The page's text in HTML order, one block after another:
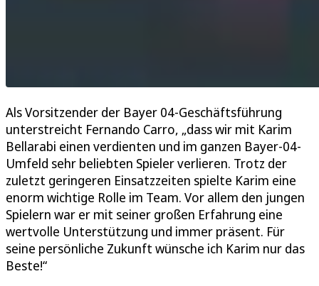
Als Vorsitzender der Bayer 04-Geschäftsführung
unterstreicht Fernando Carro, „dass wir mit Karim
Bellarabi einen verdienten und im ganzen Bayer-04-
Umfeld sehr beliebten Spieler verlieren. Trotz der
zuletzt geringeren Einsatzzeiten spielte Karim eine
enorm wichtige Rolle im Team. Vor allem den jungen
Spielern war er mit seiner großen Erfahrung eine
wertvolle Unterstützung und immer präsent. Für
seine persönliche Zukunft wünsche ich Karim nur das
Beste!“